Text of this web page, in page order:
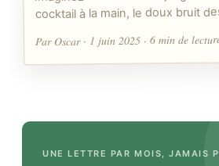
cocktail à la main, le doux bruit
Par Oscar · 1 juin 2025 · 6 min de
UNE LETTRE PAR MOIS, JAMAIS